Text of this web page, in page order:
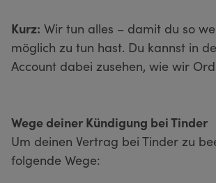
Kurz: Wir tun alles – damit du so
möglich zu tun hast. Du kannst in
Account dabei zusehen, wie wir
Wege deiner Kündigung bei Tinder
Um deinen Vertrag bei Tinder zu
folgende Wege: